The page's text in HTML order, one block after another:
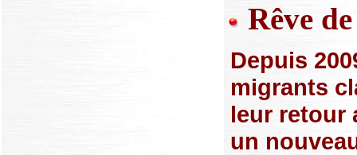
Rêve
Depuis
migrants
leur retour
un